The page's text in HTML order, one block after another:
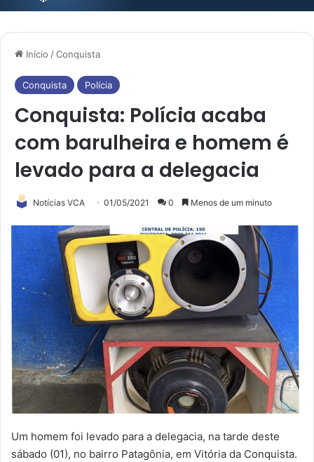
Início /Conquista
Conquista Polícia
Conquista: Polícia acaba
com barulheira e homem é
levado para a delegacia
Notícias VCA 01/05/2021 0 Menos de um minuto
Um homem foi levado para a delegacia, na tarde deste
sábado (01), no bairro Patagônia, em Vitória da Conquista.